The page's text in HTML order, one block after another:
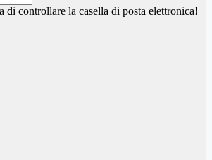
di controllare la casella di posta elettronica!